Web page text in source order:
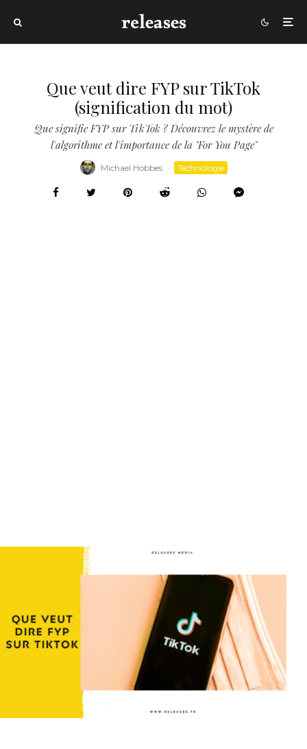
Que veut dire FYP sur TikTok
(signification du mot)
Que signifie FYP sur TikTok ? Découvrez le mystère de
l'algorithme et l'importance de la "For You Page"
Michael Hobbes · Technologie